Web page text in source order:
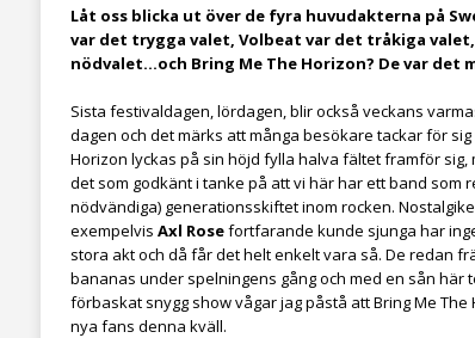
Låt oss blicka ut över de fyra huvudakterna på
var det trygga valet, Volbeat var det tråkiga
nödvalet…och Bring Me The Horizon? De var det
Sista festivaldagen, lördagen, blir också veckans
dagen och det märks att många besökare tackar för
Horizon lyckas på sin höjd fylla halva fältet framför
det som godkänt i tanke på att vi här har ett band som
nödvändiga) generationsskiftet inom rocken.
exempelvis Axl Rosefortfarande kunde sjunga har
stora akt och då får det helt enkelt vara så. De redan
bananas under spelningens gång och med en sån här
förbaskat snygg show vågar jag påstå att Bring Me
nya fans denna kväll.